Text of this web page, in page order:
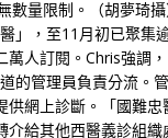
量限制。（胡夢琦攝
」，至11月初已聚集
人訂閱。Chris強調
的管理員負責分流。
網上診斷。「國難
給其他西醫義診組織